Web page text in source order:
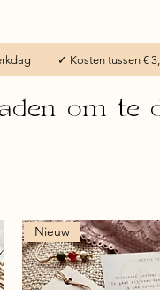
werkdag ✓ Kosten
om te
Nieuw